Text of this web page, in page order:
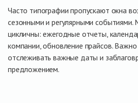
Часто типографии пропускают окна
сезонными и регулярными событиями.
цикличны: ежегодные отчеты,
компании, обновление прайсов.
отслеживать важные даты и
предложением.